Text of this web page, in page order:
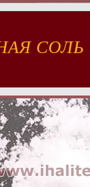
СОЛЬ